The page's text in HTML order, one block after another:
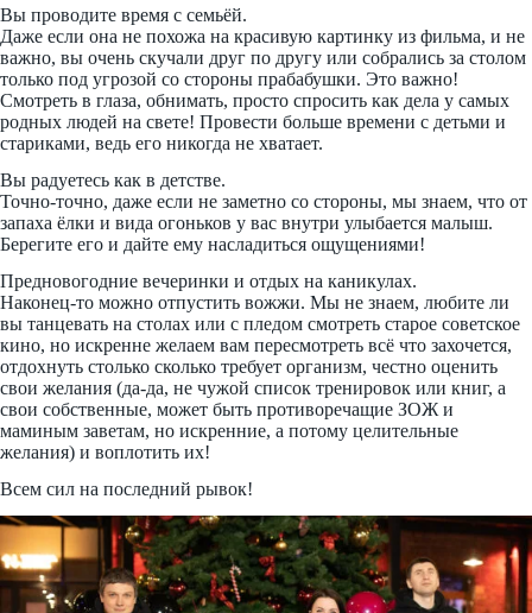
Вы проводите время с семьёй.
Даже если она не похожа на красивую картинку из фильма, и не
важно, вы очень скучали друг по другу или собрались за столом
только под угрозой со стороны прабабушки. Это важно!
Смотреть в глаза, обнимать, просто спросить как дела у самых
родных людей на свете! Провести больше времени с детьми и
стариками, ведь его никогда не хватает.
Вы радуетесь как в детстве.
Точно-точно, даже если не заметно со стороны, мы знаем, что от
запаха ёлки и вида огоньков у вас внутри улыбается малыш.
Берегите его и дайте ему насладиться ощущениями!
Предновогодние вечеринки и отдых на каникулах.
Наконец-то можно отпустить вожжи. Мы не знаем, любите ли
вы танцевать на столах или с пледом смотреть старое советское
кино, но искренне желаем вам пересмотреть всё что захочется,
отдохнуть столько сколько требует организм, честно оценить
свои желания (да-да, не чужой список тренировок или книг, а
свои собственные, может быть противоречащие ЗОЖ и
маминым заветам, но искренние, а потому целительные
желания) и воплотить их!
Всем сил на последний рывок!